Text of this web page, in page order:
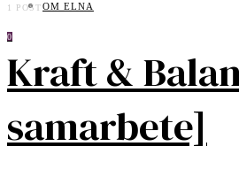
OM ELNA
0
1 POST
Kraft &
samarbete]